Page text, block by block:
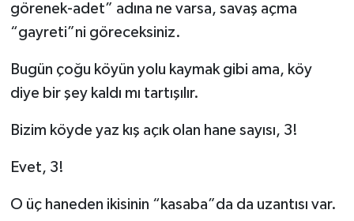
görenek-adet” adına ne varsa, savaş açma
“gayreti”ni göreceksiniz.
Bugün çoğu köyün yolu kaymak gibi ama, köy
diye bir şey kaldı mı tartışılır.
Bizim köyde yaz kış açık olan hane sayısı, 3!
Evet, 3!
O üç haneden ikisinin “kasaba”da da uzantısı var.